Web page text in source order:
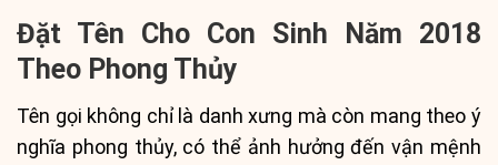
Đặt Tên Cho Con Sinh Năm 2018
Theo Phong Thủy
Tên gọi không chỉ là danh xưng mà còn mang theo ý
nghĩa phong thủy, có thể ảnh hưởng đến vận mệnh